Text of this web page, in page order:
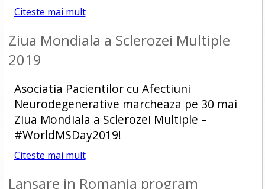
Citeste mai mult
Ziua Mondiala a Sclerozei Multiple
2019
Asociatia Pacientilor cu Afectiuni
Neurodegenerative marcheaza pe 30 mai
Ziua Mondiala a Sclerozei Multiple –
#WorldMSDay2019!
Citeste mai mult
Lansare in Romania program